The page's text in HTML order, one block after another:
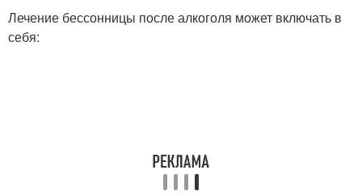
Лечение бессонницы после алкоголя может включать в
себя: